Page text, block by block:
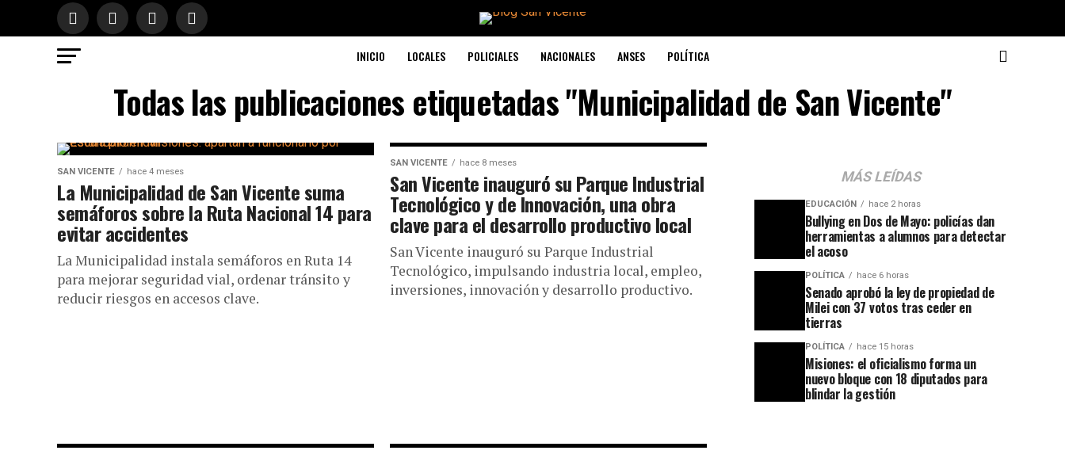
INICIO LOCALES POLICIALES NACIONALES ANSES POLÍTICA
Todas las publicaciones etiquetadas "Municipalidad de San Vicente"
SAN VICENTE hace 4 meses
La Municipalidad de San Vicente suma
semáforos sobre la Ruta Nacional 14 para
evitar accidentes
La Municipalidad instala semáforos en Ruta 14
para mejorar seguridad vial, ordenar tránsito y
reducir riesgos en accesos clave.
SAN VICENTE hace 8 meses
San Vicente inauguró su Parque Industrial
Tecnológico y de Innovación, una obra
clave para el desarrollo productivo local
San Vicente inauguró su Parque Industrial
Tecnológico, impulsando industria local, empleo,
inversiones, innovación y desarrollo productivo.
MÁS LEÍDAS
EDUCACIÓN hace 2 horas
Bullying en Dos de Mayo: policías dan
herramientas a alumnos para detectar
el acoso
POLÍTICA hace 6 horas
Senado aprobó la ley de propiedad de
Milei con 37 votos tras ceder en
tierras
POLÍTICA hace 15 horas
Misiones: el oficialismo forma un
nuevo bloque con 18 diputados para
blindar la gestión